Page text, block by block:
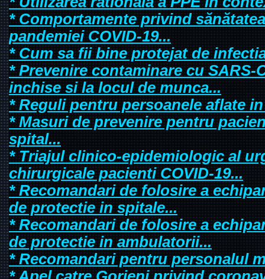
* Comportamente privind
pandemiei COVID-19...
* Cum sa fii bine protejat de
* Prevenire contaminare cu SARS-
inchise si la locul de munca...
* Reguli pentru persoanele aflate
* Masuri de prevenire pentru
spital...
* Triajul clinico-epidemiologic al
chirurgicale pacienti COVID-19...
* Recomandari de folosire a
de protectie in spitale...
* Recomandari de folosire a
de protectie in ambulatorii...
* Recomandari pentru personalul